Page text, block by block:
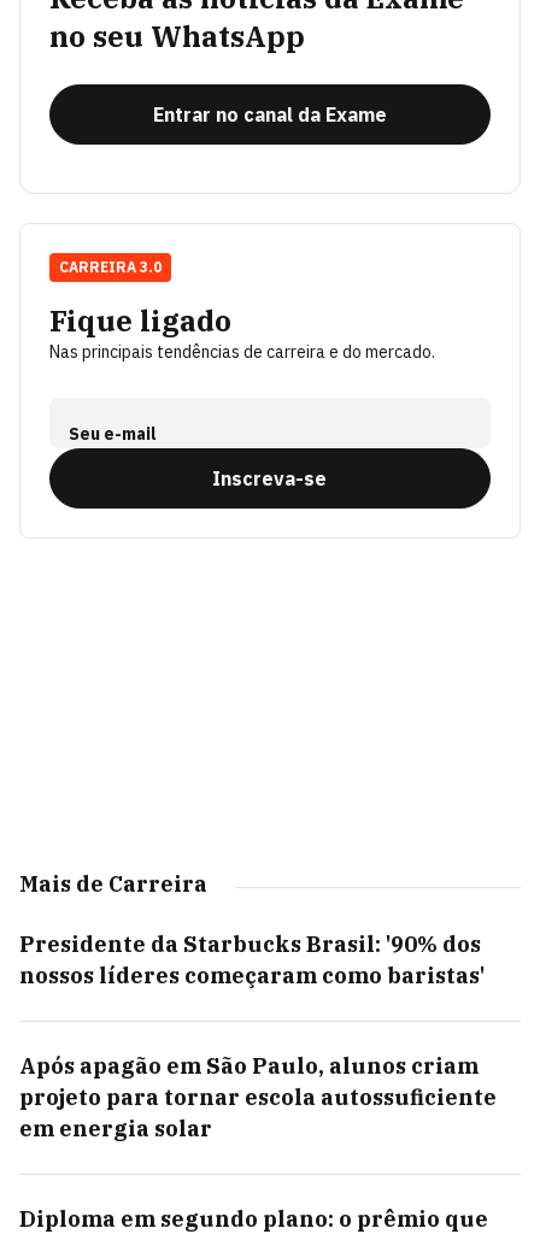
no seu WhatsApp
Entrar no canal da Exame
Fique ligado
Nas principais tendências de carreira e do mercado.
Seu e-mail
Inscreva-se
CARREIRA 3.0
Mais de Carreira
Presidente da Starbucks Brasil: '90% dos
nossos líderes começaram como baristas'
Após apagão em São Paulo, alunos criam
projeto para tornar escola autossuficiente
em energia solar
Diploma em segundo plano: o prêmio que